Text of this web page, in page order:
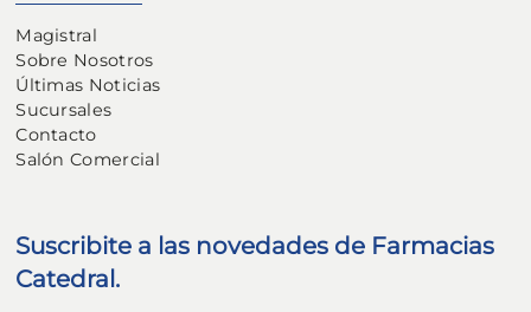
Magistral
Sobre Nosotros
Últimas Noticias
Sucursales
Contacto
Salón Comercial
Suscribite a las novedades de Farmacias
Catedral.